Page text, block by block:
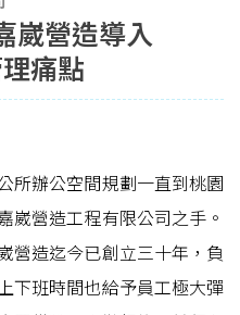
崴營造導入
痛點
所辦公空間規劃一直到桃園
崴營造工程有限公司之手。
營造迄今已創立三十年，負
下班時間也給予員工極大彈